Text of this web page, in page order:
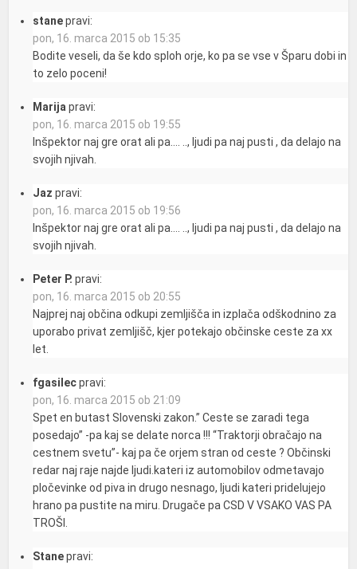
stane pravi:
pon, 16. marca 2015 ob 15:35
Bodite veseli, da še kdo sploh orje, ko pa se vse v Šparu dobi in
to zelo poceni!
Marija pravi:
pon, 16. marca 2015 ob 19:55
Inšpektor naj gre orat ali pa…. .., ljudi pa naj pusti , da delajo na
svojih njivah.
Jaz pravi:
pon, 16. marca 2015 ob 19:56
Inšpektor naj gre orat ali pa…. .., ljudi pa naj pusti , da delajo na
svojih njivah.
Peter P. pravi:
pon, 16. marca 2015 ob 20:55
Najprej naj občina odkupi zemljišča in izplača odškodnino za
uporabo privat zemljišč, kjer potekajo občinske ceste za xx
let.
fgasilec pravi:
pon, 16. marca 2015 ob 21:09
Spet en butast Slovenski zakon.” Ceste se zaradi tega
posedajo” -pa kaj se delate norca !!! “Traktorji obračajo na
cestnem svetu”- kaj pa če orjem stran od ceste ? Občinski
redar naj raje najde ljudi.kateri iz automobilov odmetavajo
pločevinke od piva in drugo nesnago, ljudi kateri pridelujejo
hrano pa pustite na miru. Drugače pa CSD V VSAKO VAS PA
TROŠI.
Stane pravi: